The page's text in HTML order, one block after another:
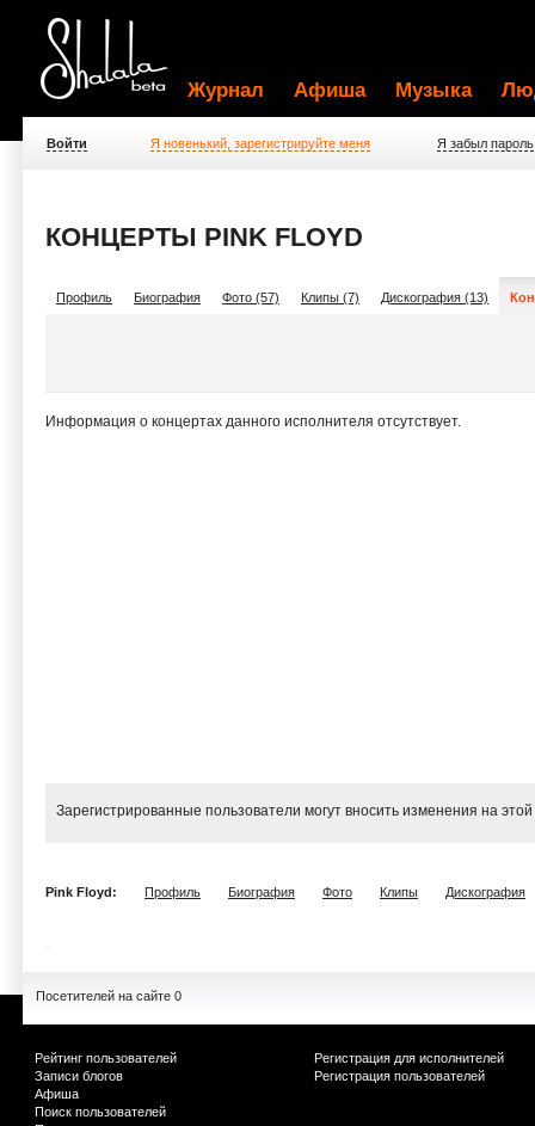
Журнал Афиша Музыка
Войти Я новенький, зарегистрируйте меня Я забыл пароль
КОНЦЕРТЫ PINK FLOYD
Профиль Биография Фото (57) Клипы (7) Дискография (13)
Информация о концертах данного исполнителя отсутствует.
Зарегистрированные пользователи могут вносить изменения на
Pink Floyd: Профиль Биография Фото Клипы Дискография
Посетителей на сайте 0
Рейтинг пользователей
Записи блогов
Афиша
Поиск пользователей
Регистрация для исполнителей
Регистрация пользователей